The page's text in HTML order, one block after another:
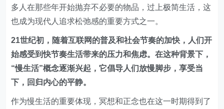
多人在那些年开始抛弃不必要的物品，过上极简生活，这
也成为现代人追求松弛感的重要方式之一。
21世纪初，随着互联网的普及和社会节奏的加快，人们开
始感受到快节奏生活带来的压力和焦虑。在这种背景下，
“慢生活”概念逐渐兴起，它倡导人们放慢脚步，享受当
下，回归内心的平静。
作为慢生活的重要体现，冥想和正念也在这一时期得到了